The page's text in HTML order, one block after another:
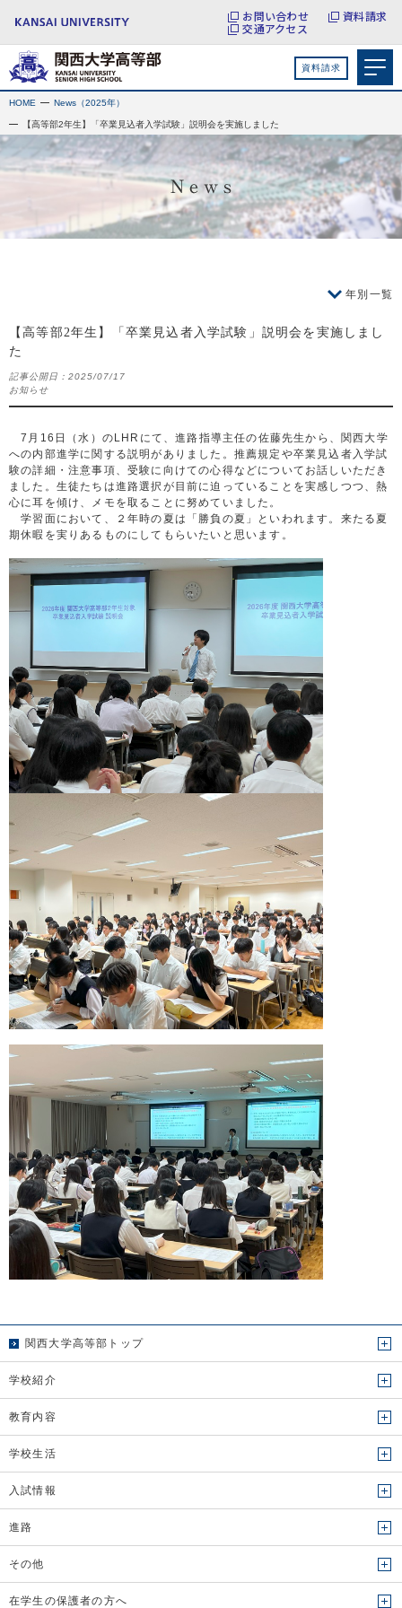
お問い合わせ
資料請求
交通アクセス
資料請求
HOME News（2025年）
【高等部2年生】「卒業見込者入学試験」説明会を実施しました
年別一覧
【高等部2年生】「卒業見込者入学試験」説明会を実施しまし
た
記事公開日： 2025/07/17
お知らせ
7月16日（水）のLHRにて、進路指導主任の佐藤先生から、関西大学
への内部進学に関する説明がありました。推薦規定や卒業見込者入学試
験の詳細・注意事項、受験に向けての心得などについてお話しいただき
ました。生徒たちは進路選択が目前に迫っていることを実感しつつ、熱
心に耳を傾け、メモを取ることに努めていました。
学習面において、２年時の夏は「勝負の夏」といわれます。来たる夏
期休暇を実りあるものにしてもらいたいと思います。
関西大学高等部トップ
学校紹介
教育内容
学校生活
入試情報
進路
その他
在学生の保護者の方へ